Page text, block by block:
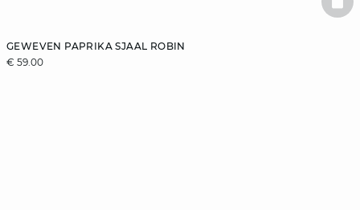
GEWEVEN PAPRIKA SJAAL ROBIN
€ 59.00